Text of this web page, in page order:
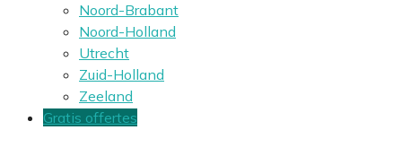
Noord-Brabant
Noord-Holland
Utrecht
Zuid-Holland
Zeeland
Gratis offertes